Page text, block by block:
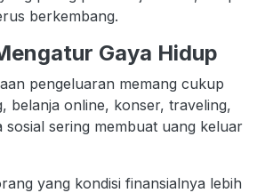
berkembang.
Gaya Hidup
pengeluaran memang cukup
belanja online, konser, traveling,
sosial sering membuat uang keluar
yang kondisi finansialnya lebih